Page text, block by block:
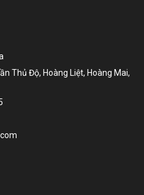
Thủ Độ, Hoàng Liệt, Hoàng Mai,